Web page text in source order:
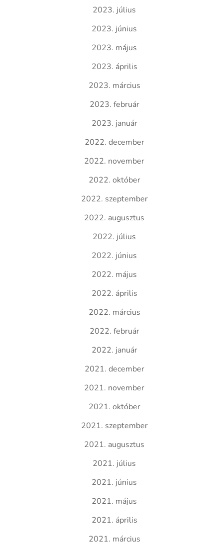
2023. július
2023. június
2023. május
2023. április
2023. március
2023. február
2023. január
2022. december
2022. november
2022. október
2022. szeptember
2022. augusztus
2022. július
2022. június
2022. május
2022. április
2022. március
2022. február
2022. január
2021. december
2021. november
2021. október
2021. szeptember
2021. augusztus
2021. július
2021. június
2021. május
2021. április
2021. március